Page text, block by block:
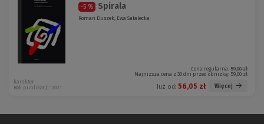
-5 % Spirala
Roman Duszek, Ewa Satalecka
Cena regularna: 59,00 zł
Najniższa cena z 30 dni przed obniżką: 59,00 zł
Już od: 56,05 zł Więcej
karakter
Rok publikacji: 2021